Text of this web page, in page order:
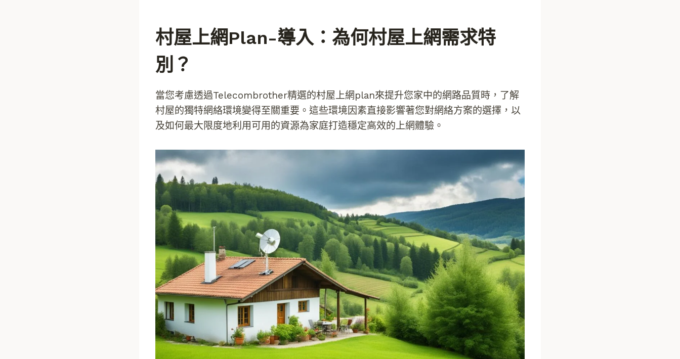
村屋上網plan-導入：為何村屋上網需求特
別？
當您考慮透過Telecombrother精選的村屋上網plan來提升您家中的網路品質時，了解
村屋的獨特網絡環境變得至關重要。這些環境因素直接影響著您對網絡方案的選擇，以
及如何最大限度地利用可用的資源為家庭打造穩定高效的上網體驗。